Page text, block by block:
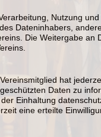
Nutzung
Dateninhabers,
Die Weitergabe an
hat
Daten zu
Einhaltung
eine erteilte